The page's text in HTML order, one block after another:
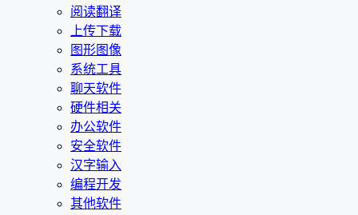
阅读翻译
上传下载
图形图像
系统工具
聊天软件
硬件相关
办公软件
安全软件
汉字输入
编程开发
其他软件